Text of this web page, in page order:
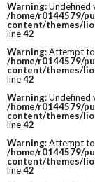
Warning: Undefined
/home/r0144579/
content/themes/
line42
Warning: Attempt
/home/r0144579/
content/themes/
line42
Warning: Undefined
/home/r0144579/
content/themes/
line42
Warning: Attempt
/home/r0144579/
content/themes/
line42